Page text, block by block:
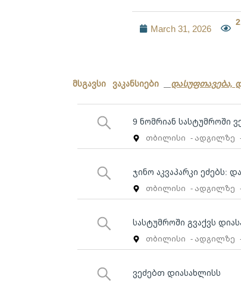
March 31, 2026
მსგავსი ვაკანსიები დასუფთავება,
9 ნომრიან სასტუმროში
თბილისი - ადგილზე
ჯინო აკვაპარკი ეძებს:
თბილისი - ადგილზე
სასტუმროში გვაქვს
თბილისი - ადგილზე
ვეძებთ დიასახლისს